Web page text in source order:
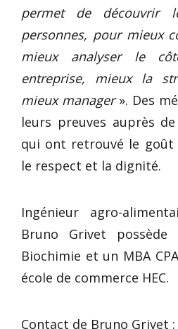
permet de découvrir
personnes, pour mieux
mieux analyser le
entreprise, mieux la
mieux manager». Des
leurs preuves auprès
qui ont retrouvé le goût
le respect et la dignité.
Ingénieur agro-
Bruno Grivet
Biochimie et un MBA
école de commerce HEC.
Contact de Bruno Grivet :